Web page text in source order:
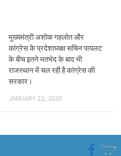
मुख्यमंत्री अशोक गहलोत और
कांग्रेस के प्रदेशाध्यक्ष सचिन पायलट
के बीच इतने मतभेद के बाद भी
राजस्थान में चल रही है कांग्रेस की
सरकार।
JANUARY 22, 2020